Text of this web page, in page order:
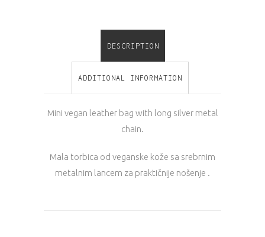
DESCRIPTION
ADDITIONAL INFORMATION
Mini vegan leather bag with long silver metal
chain.
Mala torbica od veganske kože sa srebrnim
metalnim lancem za praktičnije nošenje .